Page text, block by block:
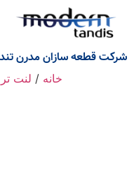
شرکت قطعه سازان مدرن
خانه / لنت